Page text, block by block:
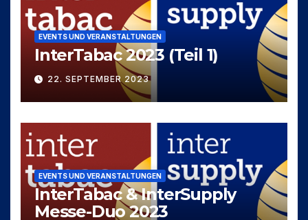
EVENTS UND VERANSTALTUNGEN
InterTabac 2023 (Teil 1)
22. SEPTEMBER 2023
EVENTS UND VERANSTALTUNGEN
InterTabac & InterSupply
Messe-Duo 2023